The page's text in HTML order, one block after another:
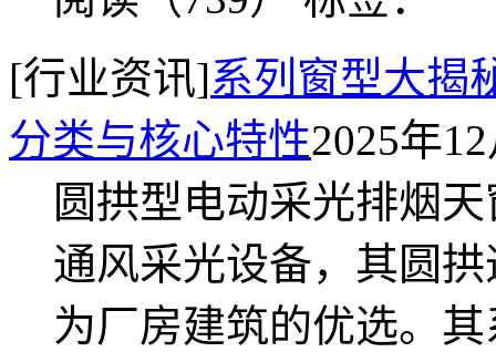
[行业资讯]系列窗型大揭
分类与核心特性2025年
圆拱型电动采光排烟
通风采光设备，其圆
为厂房建筑的优选。